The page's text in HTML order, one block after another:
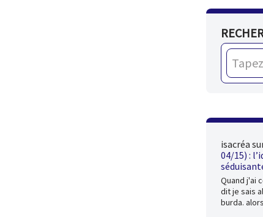
isacréa
04/15) :
Quand j'ai
dit je sais
burda.